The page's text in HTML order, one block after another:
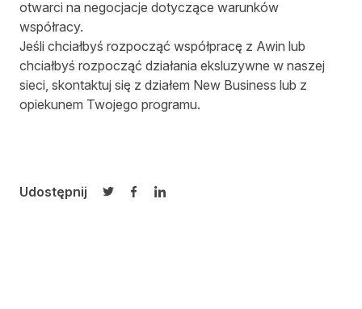
otwarci na negocjacje dotyczące warunków
współracy.
Jeśli chciałbyś rozpocząć współpracę z Awin lub
chciałbyś rozpocząć działania eksluzywne w naszej
sieci, skontaktuj się z działem New Business lub z
opiekunem Twojego programu.
Udostępnij
Udostępnij na Twitterze
Udostępnij na Facebooku
Udostępnij na LinkedIn